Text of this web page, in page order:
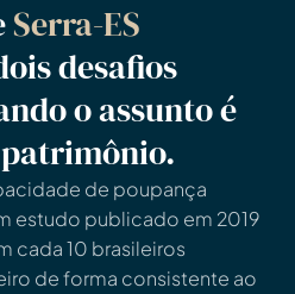
Serra-ES
desafios
o assunto é
de poupança
estudo publicado em 2019
cada 10 brasileiros
de forma consistente ao